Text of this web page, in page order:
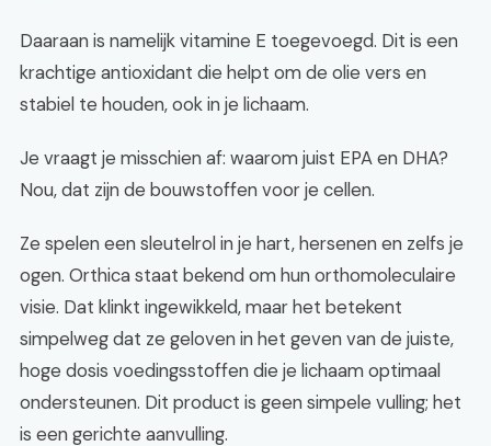
Daaraan is namelijk vitamine E toegevoegd. Dit is een
krachtige antioxidant die helpt om de olie vers en
stabiel te houden, ook in je lichaam.
Je vraagt je misschien af: waarom juist EPA en DHA?
Nou, dat zijn de bouwstoffen voor je cellen.
Ze spelen een sleutelrol in je hart, hersenen en zelfs je
ogen. Orthica staat bekend om hun orthomoleculaire
visie. Dat klinkt ingewikkeld, maar het betekent
simpelweg dat ze geloven in het geven van de juiste,
hoge dosis voedingsstoffen die je lichaam optimaal
ondersteunen. Dit product is geen simpele vulling; het
is een gerichte aanvulling.